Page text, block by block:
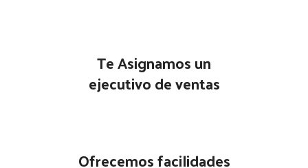
Te Asignamos un
ejecutivo de ventas
Ofrecemos facilidades